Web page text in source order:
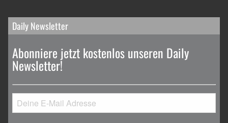
Daily Newsletter
Abonniere jetzt kostenlos unseren Daily
Newsletter!